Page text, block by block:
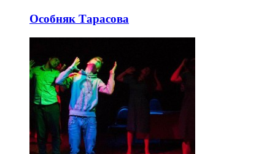
Особняк Тарасова